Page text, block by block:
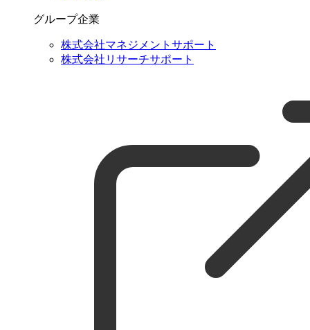
グループ企業
株式会社マネジメントサポート
株式会社リサーチサポート